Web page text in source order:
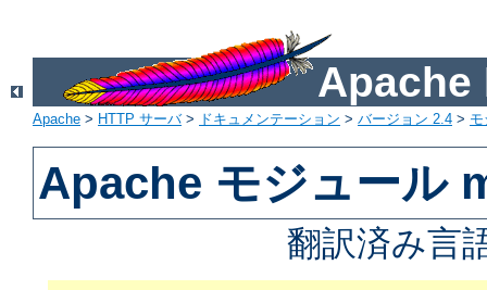
Apache
Apache > HTTP サーバ> ドキュメンテーション > バージョン 2.4 >
Apache モジュール
翻訳済み言